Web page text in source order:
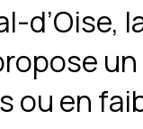
d’Oise,
en